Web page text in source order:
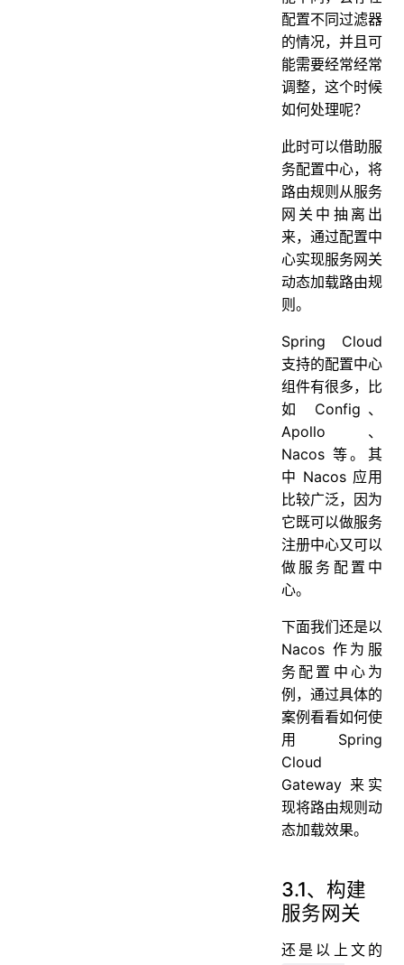
配置不同过滤器
的情况，并且可
能需要经常经常
调整，这个时候
如何处理呢？
此时可以借助服
务配置中心，将
路由规则从服务
网关中抽离出
来，通过配置中
心实现服务网关
动态加载路由规
则。
Spring Cloud
支持的配置中心
组件有很多，比
如 Config、
Apollo、
Nacos 等。其
中 Nacos 应用
比较广泛，因为
它既可以做服务
注册中心又可以
做服务配置中
心。
下面我们还是以
Nacos 作为服
务配置中心为
例，通过具体的
案例看看如何使
用 Spring
Cloud
Gateway 来实
现将路由规则动
态加载效果。
3.1、构建
服务网关
还是以上文的